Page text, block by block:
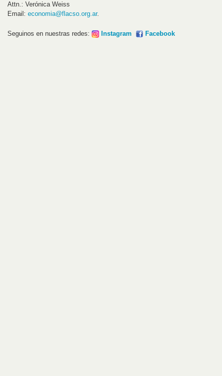
Attn.: Verónica Weiss
Email: economia@flacso.org.ar.
Seguinos en nuestras redes: Instagram Facebook